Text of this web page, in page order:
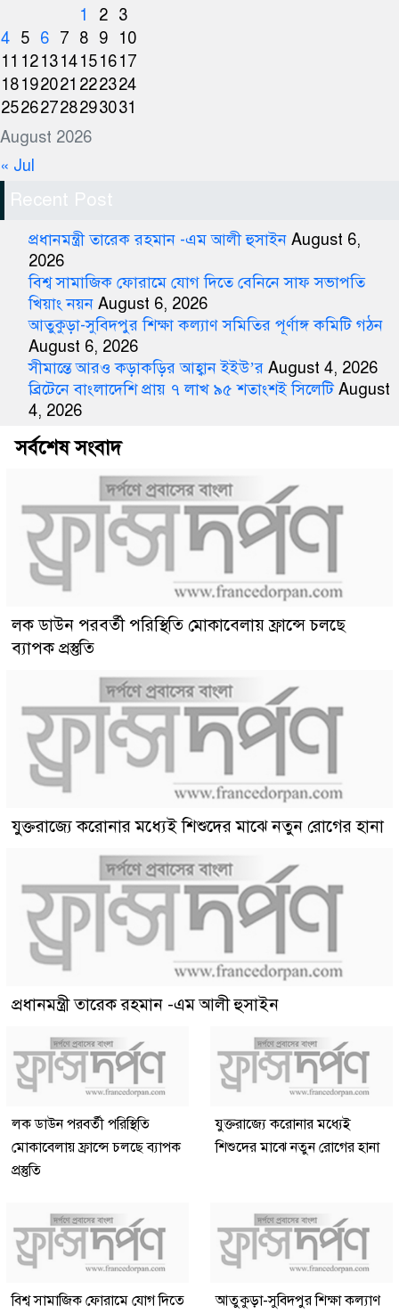
August 2026
1
2 3
4 5 6 7 8 9
10
11 121314151617
18192021 222324
25262728293031
« Jul
Recent Post
প্রধানমন্ত্রী তারেক রহমান -এম আলী হুসাইন August 6,
2026
বিশ্ব সামাজিক ফোরামে যোগ দিতে বেনিনে সাফ সভাপতি
খিয়াং নয়ন August 6, 2026
আতুকুড়া-সুবিদপুর শিক্ষা কল্যাণ সমিতির পূর্ণাঙ্গ কমিটি গঠন
August 6, 2026
সীমান্তে আরও কড়াকড়ির আহ্বান ইইউ’র August 4, 2026
ব্রিটেনে বাংলাদেশি প্রায় ৭ লাখ ৯৫ শতাংশই সিলেটি August
4, 2026
সর্বশেষ সংবাদ
লক ডাউন পরবর্তী পরিস্থিতি মোকাবেলায় ফ্রান্সে চলছে
ব্যাপক প্রস্তুতি
যুক্তরাজ্যে করোনার মধ্যেই শিশুদের মাঝে নতুন রোগের হানা
প্রধানমন্ত্রী তারেক রহমান -এম আলী হুসাইন
লক ডাউন পরবর্তী পরিস্থিতি
মোকাবেলায় ফ্রান্সে চলছে ব্যাপক
প্রস্তুতি
যুক্তরাজ্যে করোনার মধ্যেই
শিশুদের মাঝে নতুন রোগের হানা
বিশ্ব সামাজিক ফোরামে যোগ দিতে
আতুকুড়া-সুবিদপুর শিক্ষা কল্যাণ